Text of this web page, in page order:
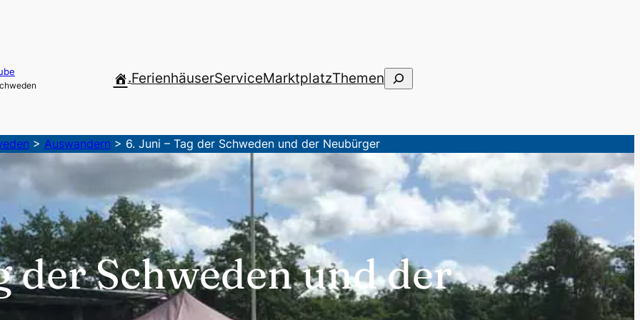
.FerienhäuserServiceMarktplatzThemenSuchen
> Auswandern > 6. Juni – Tag der Schweden und der Neubürger
der Schweden und der